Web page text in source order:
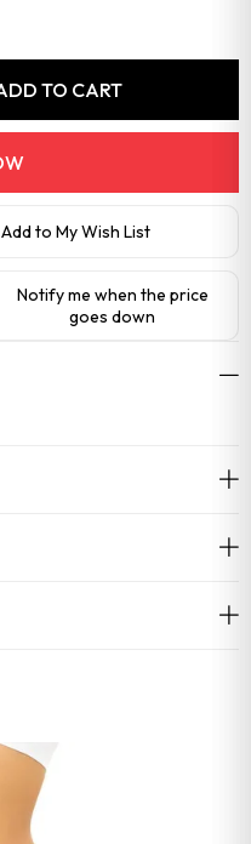
Add to My Wish List
Notify me when the price
goes down